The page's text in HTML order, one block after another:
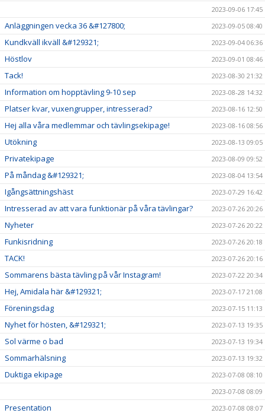
2023-09-06 17:45
Anläggningen vecka 36 &#127800; 2023-09-05 08:40
Kundkväll ikväll &#129321; 2023-09-04 06:36
Höstlov 2023-09-01 08:46
Tack! 2023-08-30 21:32
Information om hopptävling 9-10 sep 2023-08-28 14:32
Platser kvar, vuxengrupper, intresserad? 2023-08-16 12:50
Hej alla våra medlemmar och tävlingsekipage! 2023-08-16 08:56
Utökning 2023-08-13 09:05
Privatekipage 2023-08-09 09:52
På måndag &#129321; 2023-08-04 13:54
Igångsättningshäst 2023-07-29 16:42
Intresserad av att vara funktionär på våra tävlingar? 2023-07-26 20:26
Nyheter 2023-07-26 20:22
Funkisridning 2023-07-26 20:18
TACK! 2023-07-26 20:16
Sommarens bästa tävling på vår Instagram! 2023-07-22 20:34
Hej, Amidala här &#129321; 2023-07-17 21:08
Föreningsdag 2023-07-15 11:13
Nyhet för hösten, &#129321; 2023-07-13 19:35
Sol värme o bad 2023-07-13 19:34
Sommarhälsning 2023-07-13 19:32
Duktiga ekipage
2023-07-08 08:10
2023-07-08 08:09
Presentation 2023-07-08 08:07